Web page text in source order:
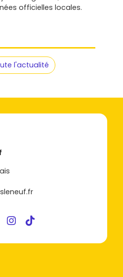
officielles locales.
l'actualité